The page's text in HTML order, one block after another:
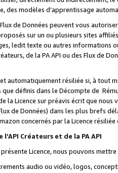
des modèles d’apprentissage
Flux de Données peuvent vous
sur un ou plusieurs sites
ledit texte ou autres informations
de la PA API ou des Flux de
automatiquement résiliée si, à
définis dans le Décompte de
la Licence sur préavis écrit que
Flux de Données) dans les plus
concernés par la Licence
Créateurs et de la PA API
présente Licence, nous pouvons
audio ou vidéo, logos,